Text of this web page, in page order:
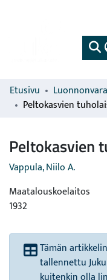
Etusivu
Peltokasvien
Vappula, Niilo A.
Maatalouskoelaitos
1932
Tämän
tallennettu